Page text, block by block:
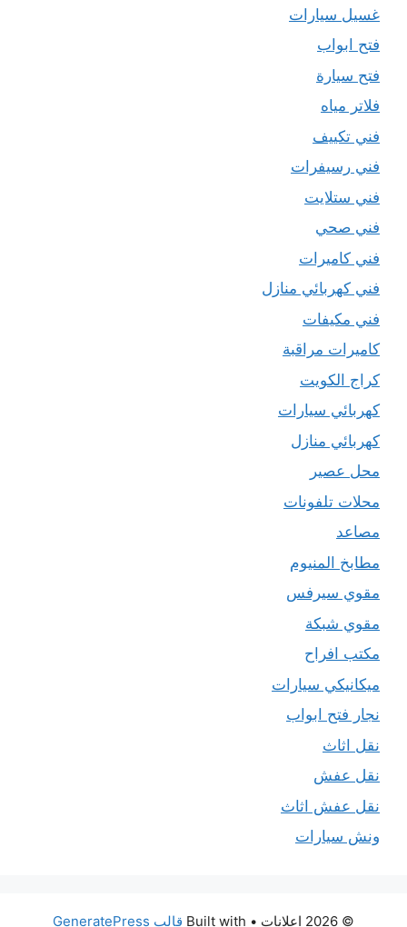
غسيل سيارات
فتح ابواب
فتح سيارة
فلاتر مياه
فني تكييف
فني رسيفرات
فني ستلايت
فني صحي
فني كاميرات
فني كهربائي منازل
فني مكيفات
كاميرات مراقبة
كراج الكويت
كهربائي سيارات
كهربائي منازل
محل عصير
محلات تلفونات
مصاعد
مطابخ المنيوم
مقوي سيرفس
مقوي شبكة
مكتب افراح
ميكانيكي سيارات
نجار فتح ابواب
نقل اثاث
نقل عفش
نقل عفش اثاث
ونش سيارات
© 2026 اعلانات • Built with قالب GeneratePress